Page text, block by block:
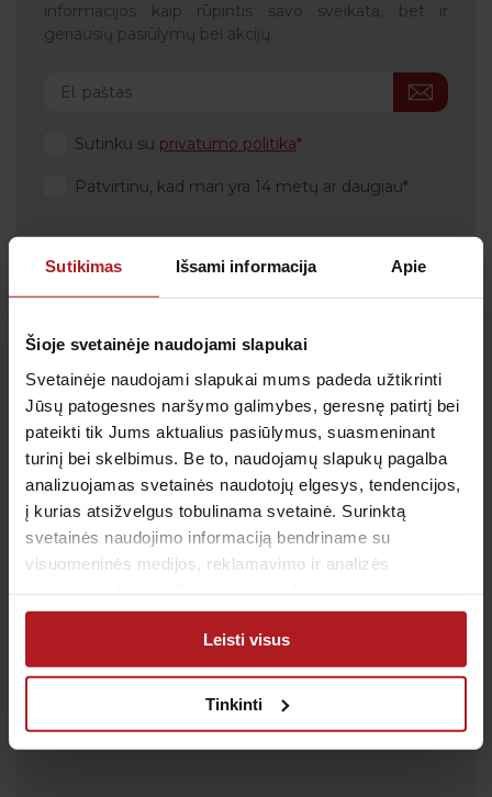
Sutikimas Išsami informacija Apie
Šioje svetainėje naudojami slapukai
Svetainėje naudojami slapukai mums padeda užtikrinti
Jūsų patogesnes naršymo galimybes, geresnę patirtį bei
pateikti tik Jums aktualius pasiūlymus, suasmeninant
turinį bei skelbimus. Be to, naudojamų slapukų pagalba
analizuojamas svetainės naudotojų elgesys, tendencijos,
į kurias atsižvelgus tobulinama svetainė. Surinktą
svetainės naudojimo informaciją bendriname su
visuomeninės medijos, reklamavimo ir analizės
arba naudojant paslaugas surinktos informacijos.
Leisti visus
Tinkinti
informacijos kaip rūpintis savo sveikata, bet ir
geriausių pasiūlymų bei akcijų.
Sutinku su privatumo politika
Patvirtinu, kad man yra 14 metų ar daugiau
Tel.:+370 700 55 511
Tel.: (iš užsienio)00-370-37-245330
Skambučiai į klientų aptarnavimo centro numerį
apmokestinami pagal Jūsų ryšio operatoriaus
taikomą tarifą.
El. paštas: pagalba@anteja.lt
Darbo laikas:
I-V 7:00 – 19:00
VII: Nedirbame
Atsiliepimai